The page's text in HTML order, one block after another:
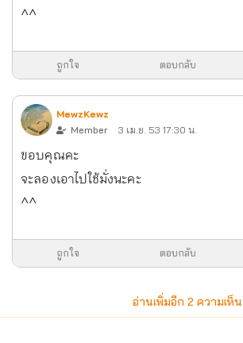
^^
ถูกใจ ตอบกลับ
MewzKewz
Member
3 เม.ย. 53 17:30 น.
ขอบคุณคะ
จะลองเอาไปใช้มั่งนะคะ
^^
ถูกใจ ตอบกลับ
อ่านเพิ่มอีก 2ความเห็น